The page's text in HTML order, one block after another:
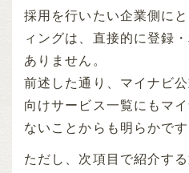
採用を行いたい企業側に
ィングは、直接的に登録
ありません。
前述した通り、マイナビ
向けサービス一覧にもマ
ないことからも明らかです
ただし、次項目で紹介す